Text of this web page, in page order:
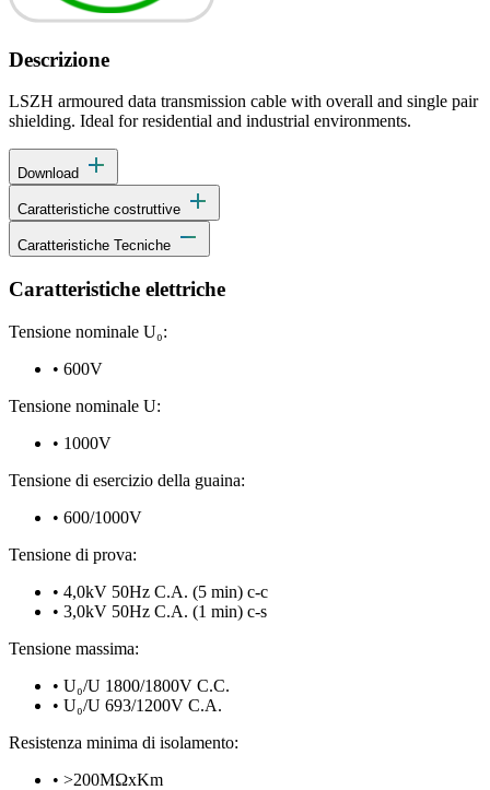
Descrizione
LSZH armoured data transmission cable with overall and single pair
shielding. Ideal for residential and industrial environments.
Download add
Caratteristiche costruttive add
Caratteristiche Tecniche remove
Caratteristiche elettriche
Tensione nominale U₀:
• 600V
Tensione nominale U:
• 1000V
Tensione di esercizio della guaina:
• 600/1000V
Tensione di prova:
• 4,0kV 50Hz C.A. (5 min) c-c
• 3,0kV 50Hz C.A. (1 min) c-s
Tensione massima:
• U₀/U 1800/1800V C.C.
• U₀/U 693/1200V C.A.
Resistenza minima di isolamento:
• >200MΩxKm